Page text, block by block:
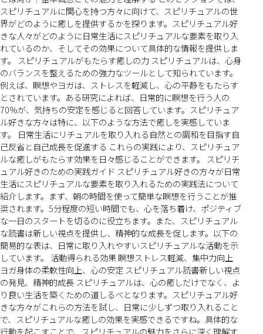
スピリチュアルに関心を持つ方々に向けて、スピリチュアルの世
界がどのように癒しを提供するかを探ります。スピリチュアル好
きな人々がどのように日常生活にスピリチュアルな要素を取り入
れているのか、そしてその効果について具体的な情報を提供しま
す。 スピリチュアルがもたらす癒しの力 スピリチュアルは、心身
のバランスを整えるための強力なツールとして知られています。
例えば、瞑想やヨガは、ストレスを軽減し、心の平静をもたらす
とされています。ある研究によれば、日常的に瞑想を行う人の
70%が、気持ちの安定を感じると回答しています。スピリチュア
ル好きな方々は特に、以下のような方法で癒しを実感していま
す。 日常生活にリチュアルを取り入れる自然との調和を目指す自
己反省と自己成長を促進する これらの実践により、スピリチュア
ルな癒しがもたらす効果を日々感じることができます。 スピリチ
ュアル好きのための実践ガイド スピリチュアル好きの方々が日常
生活にスピリチュアルな要素を取り入れるための実践法について
紹介します。まず、朝の時間を使って簡単な瞑想を行うことが推
奨されます。5分程度の短い時間でも、心を落ち着け、ポジティブ
な一日のスタートを切るのに役立ちます。また、スピリチュアル
な読書は新しい視点を提供し、精神的な成長を促します。以下の
簡易的な表は、日常に取り入れやすいスピリチュアルな活動を示
しています。 活動得られる効果 瞑想ストレス軽減、集中力向上
ヨガ身体の柔軟性向上、心の安定 スピリチュアル読書新しい視点
の発見、精神的成長 スピリチュアルは、心の癒しだけでなく、よ
り良い生活を築くための道しるべとなります。スピリチュアル好
きな方々がこれらの方法を試し、日常に少しずつ取り入れること
で、スピリチュアルな癒しの効果を実感できるですね。具体的な
行動を起こすことで、スピリチュアルの魅力をさらに深く理解す